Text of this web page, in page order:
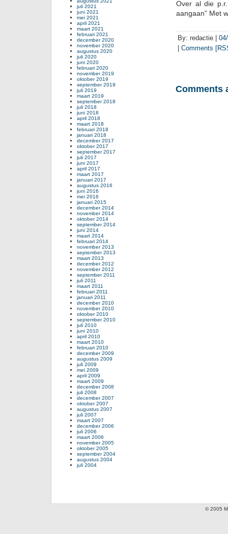
Over al die
aangaan” Met
By: redactie |
| Comments
Comments
juli 2021
juni 2021
mei 2021
april 2021
maart 2021
februari 2021
december 2020
november 2020
augustus 2020
juli 2020
juni 2020
februari 2020
november 2019
oktober 2019
september 2019
juli 2019
maart 2019
september 2018
juli 2018
juni 2018
april 2018
maart 2018
februari 2018
januari 2018
december 2017
oktober 2017
september 2017
juli 2017
juni 2017
april 2017
maart 2017
januari 2017
augustus 2016
juni 2016
mei 2016
januari 2015
december 2014
november 2014
oktober 2014
september 2014
juni 2014
maart 2014
februari 2014
november 2013
september 2013
maart 2013
december 2012
november 2012
september 2011
juli 2011
maart 2011
februari 2011
januari 2011
december 2010
november 2010
oktober 2010
september 2010
juli 2010
juni 2010
april 2010
maart 2010
februari 2010
december 2009
augustus 2009
juli 2009
mei 2009
april 2009
maart 2009
december 2008
juli 2008
december 2007
oktober 2007
augustus 2007
juli 2007
maart 2007
december 2006
juli 2006
maart 2006
november 2005
oktober 2005
september 2004
augustus 2004
juli 2004
© 2005